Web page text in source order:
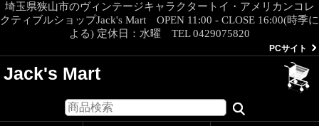
埼玉県狭山市のヴィンテージキャラクタートイ・アメリカンコレ
クティブルショップJack's Mart OPEN 11:00 - CLOSE 16:00(時季に
よる) 定休日：水曜 TEL 0429075820
PCサイト
Jack's Mart